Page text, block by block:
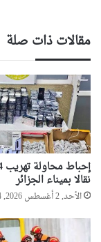
مقالات ذات صلة
نقالا بميناء الجزائر
الأحد, 2 أغسطس 2026, 15:54